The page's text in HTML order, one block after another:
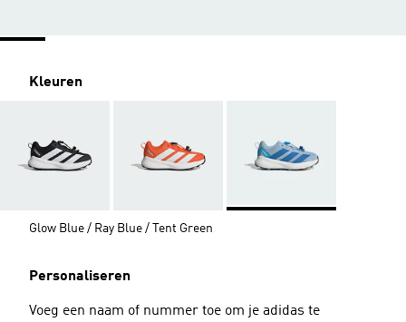
Kleuren
Glow Blue / Ray Blue / Tent Green
Personaliseren
Voeg een naam of nummer toe om je adidas te